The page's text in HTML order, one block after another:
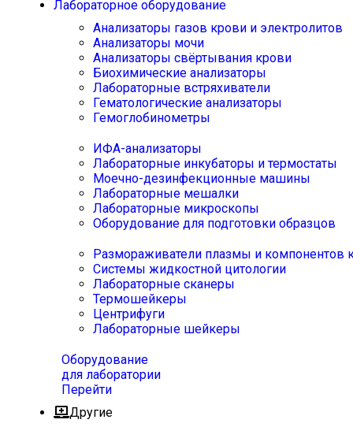
Лабораторное оборудование
Анализаторы газов крови и электролитов
Анализаторы мочи
Анализаторы свёртывания крови
Биохимические анализаторы
Лабораторные встряхиватели
Гематологические анализаторы
Гемоглобинометры
ИФА-анализаторы
Лабораторные инкубаторы и термостаты
Моечно-дезинфекционные машины
Лабораторные мешалки
Лабораторные микроскопы
Оборудование для подготовки образцов
Размораживатели плазмы и компонентов
Системы жидкостной цитологии
Лабораторные сканеры
Термошейкеры
Центрифуги
Лабораторные шейкеры
Оборудование
для лаборатории
Перейти
Другие